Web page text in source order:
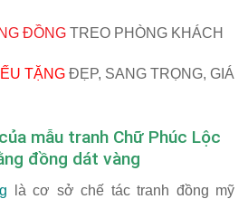
ĐỒNG TREO PHÒNG KHÁCH
TẶNG ĐẸP, SANG TRỌNG, GIÁ
mẫu tranh Chữ Phúc Lộc
đồng dát vàng
là cơ sở chế tác tranh đồng mỹ